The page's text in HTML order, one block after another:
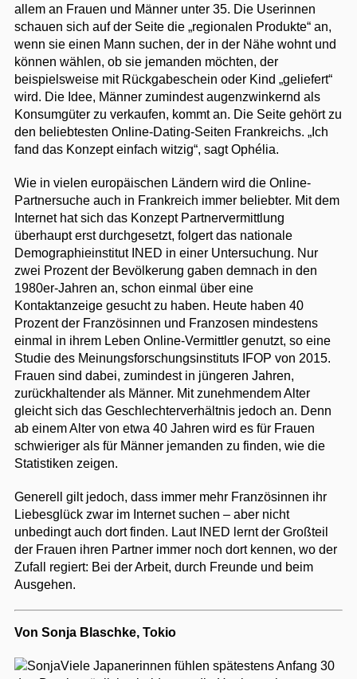
allem an Frauen und Männer unter 35. Die Userinnen
schauen sich auf der Seite die „regionalen Produkte“ an,
wenn sie einen Mann suchen, der in der Nähe wohnt und
können wählen, ob sie jemanden möchten, der
beispielsweise mit Rückgabeschein oder Kind „geliefert“
wird. Die Idee, Männer zumindest augenzwinkernd als
Konsumgüter zu verkaufen, kommt an. Die Seite gehört zu
den beliebtesten Online-Dating-Seiten Frankreichs. „Ich
fand das Konzept einfach witzig“, sagt Ophélia.
Wie in vielen europäischen Ländern wird die Online-
Partnersuche auch in Frankreich immer beliebter. Mit dem
Internet hat sich das Konzept Partnervermittlung
überhaupt erst durchgesetzt, folgert das nationale
Demographieinstitut INED in einer Untersuchung. Nur
zwei Prozent der Bevölkerung gaben demnach in den
1980er-Jahren an, schon einmal über eine
Kontaktanzeige gesucht zu haben. Heute haben 40
Prozent der Französinnen und Franzosen mindestens
einmal in ihrem Leben Online-Vermittler genutzt, so eine
Studie des Meinungsforschungsinstituts IFOP von 2015.
Frauen sind dabei, zumindest in jüngeren Jahren,
zurückhaltender als Männer. Mit zunehmendem Alter
gleicht sich das Geschlechterverhältnis jedoch an. Denn
ab einem Alter von etwa 40 Jahren wird es für Frauen
schwieriger als für Männer jemanden zu finden, wie die
Statistiken zeigen.
Generell gilt jedoch, dass immer mehr Französinnen ihr
Liebesglück zwar im Internet suchen – aber nicht
unbedingt auch dort finden. Laut INED lernt der Großteil
der Frauen ihren Partner immer noch dort kennen, wo der
Zufall regiert: Bei der Arbeit, durch Freunde und beim
Ausgehen.
Von Sonja Blaschke, Tokio
Viele Japanerinnen fühlen spätestens Anfang 30